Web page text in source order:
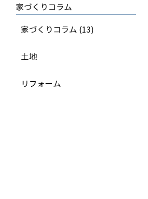
家づくりコラム
家づくりコラム (13)
土地
リフォーム